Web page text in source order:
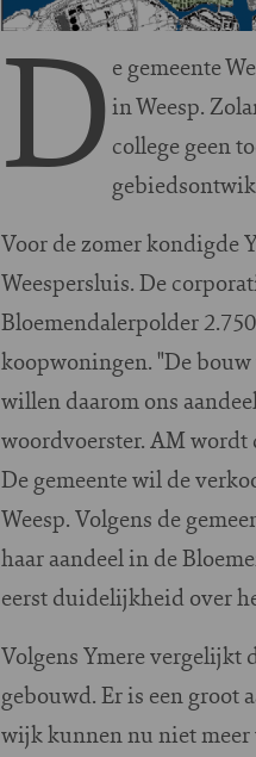
D e gemeente
in Weesp.
college geen
Voor de zomer kondigde
Weespersluis. De
Bloemendalerpolder
koopwoningen. "De
willen daarom ons
woordvoerster. AM
De gemeente wil de
Weesp. Volgens de
haar aandeel in de
eerst duidelijkheid over
Volgens Ymere vergelijkt
gebouwd. Er is een groot
wijk kunnen nu niet